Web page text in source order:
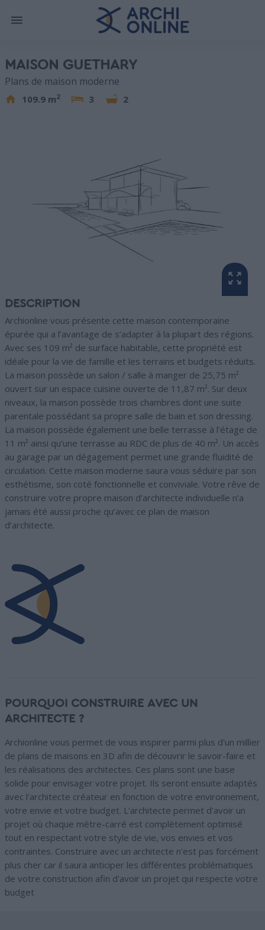
MAISON GUETHARY
Plans de maison moderne
109.9 m2 3 2
DESCRIPTION
Archionline vous présente cette maison contemporaine
épurée qui a l’avantage de s’adapter à la plupart des régions.
Avec ses 109 m² de surface habitable, cette propriété est
idéale pour la vie de famille et les terrains et budgets réduits.
La maison possède un salon / salle à manger de 25,75 m²
ouvert sur un espace cuisine ouverte de 11,87 m². Sur deux
niveaux, la maison possède trois chambres dont une suite
parentale possédant sa propre salle de bain et son dressing.
La maison possède également une belle terrasse à l’étage de
11 m² ainsi qu’une terrasse au RDC de plus de 40 m². Un accès
au garage par un dégagement permet une grande fluidité de
circulation. Cette maison moderne saura vous séduire par son
esthétisme, son coté fonctionnelle et conviviale. Votre rêve de
construire votre propre maison d’architecte individuelle n’a
jamais été aussi proche qu’avec ce plan de maison
d’architecte.
POURQUOI CONSTRUIRE AVEC UN
ARCHITECTE ?
Archionline vous permet de vous inspirer parmi plus d'un millier
de plans de maisons en 3D afin de découvrir le savoir-faire et
les réalisations des architectes. Ces plans sont une base
solide pour envisager votre projet. Ils seront ensuite adaptés
avec l'architecte créateur en fonction de votre environnement,
votre envie et votre budget. L'architecte permet d'avoir un
projet où chaque mètre-carré est complètement optimisé
tout en respectant votre style de vie, vos envies et vos
contraintes. Construire avec un architecte n'est pas forcément
plus cher car il saura anticiper les différentes problématiques
de votre construction afin d'avoir un projet qui respecte votre
budget